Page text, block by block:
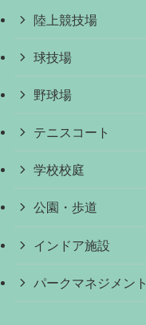
陸上競技場
球技場
野球場
テニスコート
学校校庭
公園・歩道
インドア施設
パークマネジメント